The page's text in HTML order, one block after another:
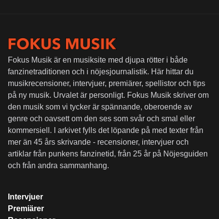
Fokus Musik är en musiksite med djupa rötter i både
fanzinetraditionen och i nöjesjournalistik. Här hittar du
musikrecensioner, intervjuer, premiärer, spellistor och tips
på ny musik. Urvalet är personligt. Fokus Musik skriver om
den musik som vi tycker är spännande, oberoende av
genre och oavsett om den ses som svår och smal eller
kommersiell. I arkivet fylls det löpande på med texter från
mer än 45 års skrivande - recensioner, intervjuer och
artiklar från punkens fanzinetid, från 25 år på Nöjesguiden
och från andra sammanhang.
Intervjuer
Premiärer